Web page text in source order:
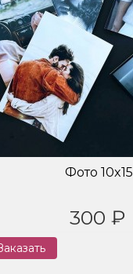
Фото 10x15
300 ₽